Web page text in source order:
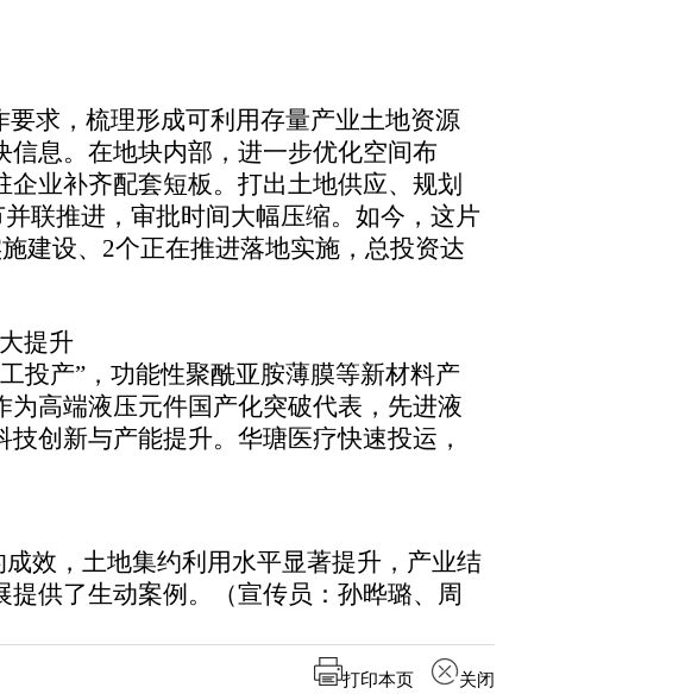
求，梳理形成可利用存量产业土地资源
息。在地块内部，进一步优化空间布
业补齐配套短板。打出土地供应、规划
联推进，审批时间大幅压缩。如今，这片
建设、2个正在推进落地实施，总投资达
提升
投产”，功能性聚酰亚胺薄膜等新材料产
高端液压元件国产化突破代表，先进液
创新与产能提升。华瑭医疗快速投运，
效，土地集约利用水平显著提升，产业结
供了生动案例。（宣传员：孙晔璐、周
打印本页 关闭